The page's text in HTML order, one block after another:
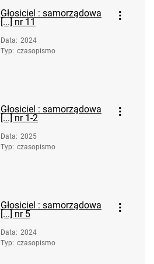
Głosiciel : samorządowa
[...] nr 11
Data: 2024
Typ: czasopismo
Głosiciel : samorządowa
[...] nr 1-2
Data: 2025
Typ: czasopismo
Głosiciel : samorządowa
[...] nr 5
Data: 2024
Typ: czasopismo